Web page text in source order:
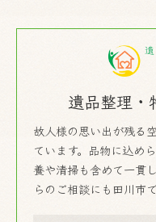
遺品整理
故人様の思い出が残る
ています。品物に込め
養や清掃も含めて一貫
らのご相談にも田川市